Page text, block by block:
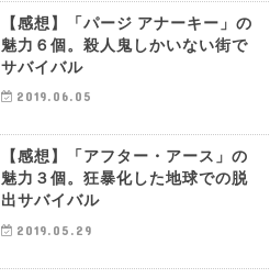
【感想】「パージ アナーキー」の
魅力６個。殺人鬼しかいない街で
サバイバル
2019.06.05
【感想】「アフター・アース」の
魅力３個。狂暴化した地球での脱
出サバイバル
2019.05.29